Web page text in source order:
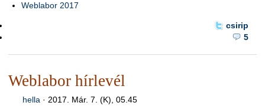
Weblabor 2017
csirip
5
Weblabor hírlevél
hella · 2017. Már. 7. (K), 05.45